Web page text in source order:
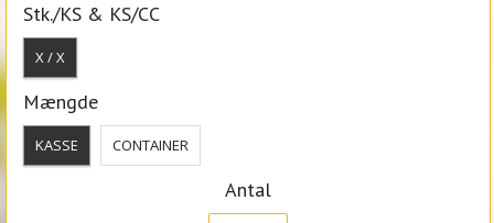
Stk./KS & KS/CC
X / X
Mængde
KASSE CONTAINER
Antal